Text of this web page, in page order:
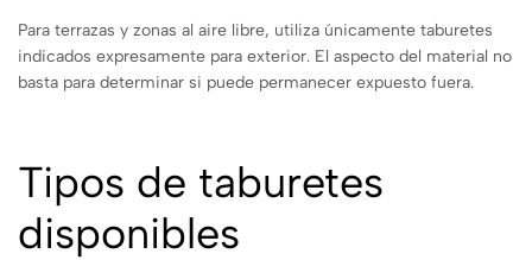
Para terrazas y zonas al aire libre, utiliza únicamente taburetes
indicados expresamente para exterior. El aspecto del material no
basta para determinar si puede permanecer expuesto fuera.
Tipos de taburetes
disponibles